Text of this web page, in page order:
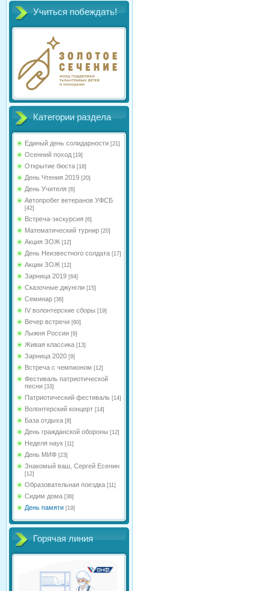
Учиться побеждать!
Категории раздела
Единый день солидарности [21]
Осенний поход [19]
Открытие бюста [18]
День Чтения 2019 [20]
День Учителя [6]
Автопробег ветеранов УФСБ
[42]
Встреча-экскурсия [6]
Математический турнир [20]
Акция ЗОЖ [12]
День Неизвестного солдата [17]
Акции ЗОЖ [12]
Зарница 2019 [64]
Сказочные джунгли [15]
Семинар [36]
IV волонтерские сборы [19]
Вечер встречи [60]
Лыжня России [9]
Живая классика [13]
Зарница 2020 [9]
Встреча с чемпионом [12]
Фестиваль патриотической
песни [33]
Патриотический фестиваль [14]
Волонтерский концерт [14]
База отдыха [8]
День гражданской обороны [12]
Неделя наук [11]
День МИФ [23]
Знакомый ваш, Сергей Есенин
[12]
Образовательная поездка [11]
Сидим дома [36]
День памяти [19]
Горячая линия